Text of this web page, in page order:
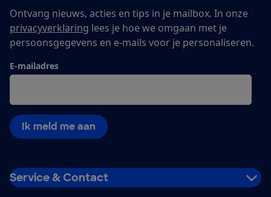
Ontvang nieuws, acties en tips in je mailbox. In onze
privacyverklaring lees je hoe we omgaan met je
persoonsgegevens en e-mails voor je personaliseren.
E-mailadres
Ik meld me aan
Service & Contact